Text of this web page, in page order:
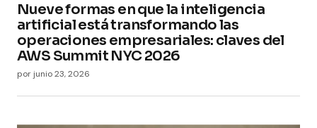
Nueve formas en que la inteligencia
artificial está transformando las
operaciones empresariales: claves del
AWS Summit NYC 2026
por junio 23, 2026